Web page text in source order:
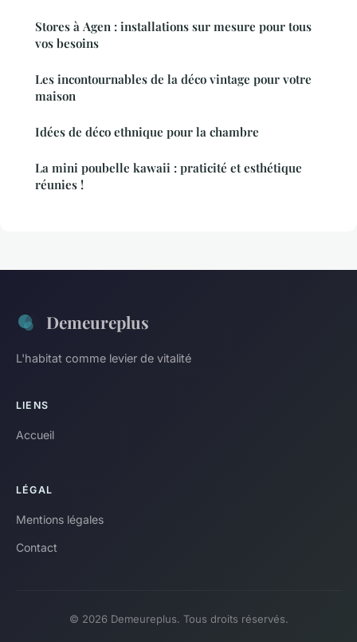
Stores à Agen : installations sur mesure pour tous
vos besoins
Les incontournables de la déco vintage pour votre
maison
Idées de déco ethnique pour la chambre
La mini poubelle kawaii : praticité et esthétique
réunies !
Demeureplus
L'habitat comme levier de vitalité
LIENS
Accueil
LÉGAL
Mentions légales
Contact
© 2026 Demeureplus. Tous droits réservés.